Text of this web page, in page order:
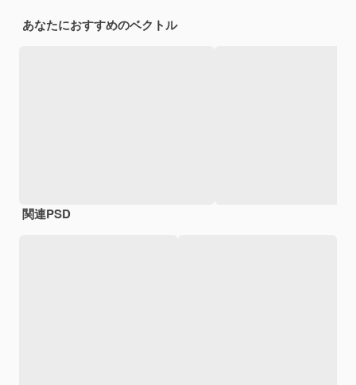
あなたにおすすめのベクトル
関連PSD